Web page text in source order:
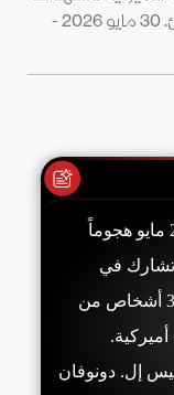
سفينة لتهريب المخدرات شرق المحيط الهادئ. 30 مايو 2026 -
شنّت القيادة الجنوبية الأميركية في 29 مايو هجوماً
في
تهريب المخدرات، ما أسفر عن مقتل 3 أشخاص من
إل. دونوفان